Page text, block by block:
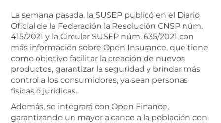
La semana pasada, la SUSEP publicó en el Diario
Oficial de la Federación la Resolución CNSP núm.
415/2021 y la Circular SUSEP núm. 635/2021 con
más información sobre Open Insurance, que tiene
como objetivo facilitar la creación de nuevos
productos, garantizar la seguridad y brindar más
control a los consumidores, ya sean personas
físicas o jurídicas.
Además, se integrará con Open Finance,
garantizando un mayor alcance a la población con